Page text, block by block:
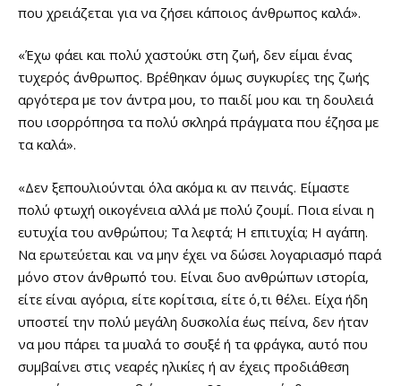
που χρειάζεται για να ζήσει κάποιος άνθρωπος καλά».
«Έχω φάει και πολύ χαστούκι στη ζωή, δεν είμαι ένας
τυχερός άνθρωπος. Βρέθηκαν όμως συγκυρίες της ζωής
αργότερα με τον άντρα μου, το παιδί μου και τη δουλειά
που ισορρόπησα τα πολύ σκληρά πράγματα που έζησα με
τα καλά».
«Δεν ξεπουλιούνται όλα ακόμα κι αν πεινάς. Είμαστε
πολύ φτωχή οικογένεια αλλά με πολύ ζουμί. Ποια είναι η
ευτυχία του ανθρώπου; Τα λεφτά; Η επιτυχία; Η αγάπη.
Να ερωτεύεται και να μην έχει να δώσει λογαριασμό παρά
μόνο στον άνθρωπό του. Είναι δυο ανθρώπων ιστορία,
είτε είναι αγόρια, είτε κορίτσια, είτε ό,τι θέλει. Είχα ήδη
υποστεί την πολύ μεγάλη δυσκολία έως πείνα, δεν ήταν
να μου πάρει τα μυαλά το σουξέ ή τα φράγκα, αυτό που
συμβαίνει στις νεαρές ηλικίες ή αν έχεις προδιάθεση